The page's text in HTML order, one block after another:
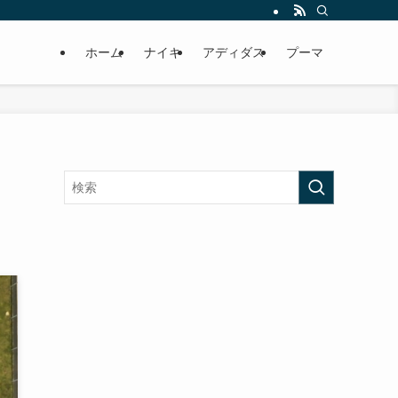
ホーム ナイキ アディダス プーマ